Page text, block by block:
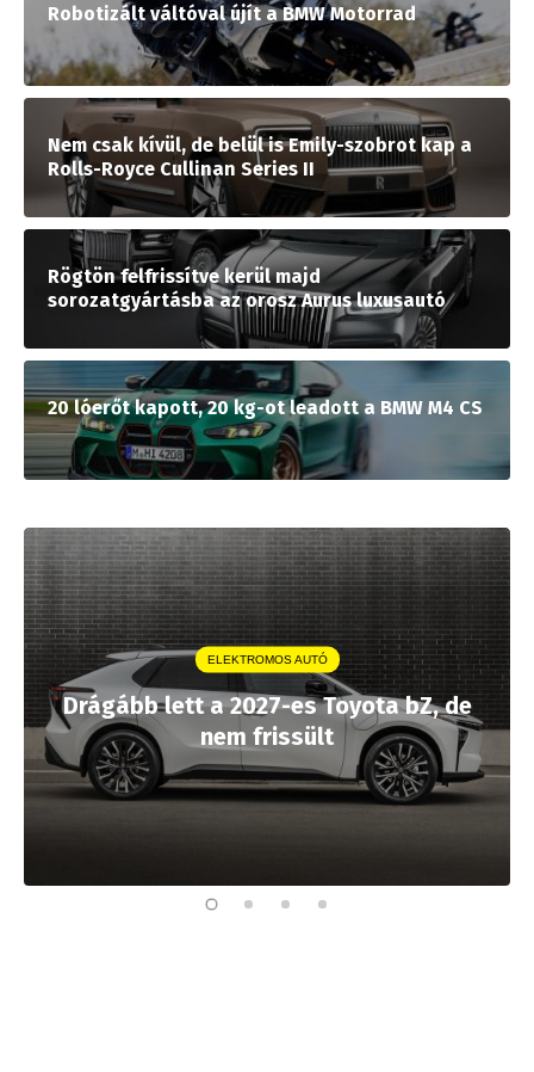
Robotizált váltóval újít a BMW Motorrad
Nem csak kívül, de belül is Emily-szobrot kap a
Rolls-Royce Cullinan Series II
Rögtön felfrissítve kerül majd
sorozatgyártásba az orosz Aurus luxusautó
20 lóerőt kapott, 20 kg-ot leadott a BMW M4 CS
ELEKTROMOS AUTÓ
Drágább lett a 2027-es Toyota bZ, de
nem frissült